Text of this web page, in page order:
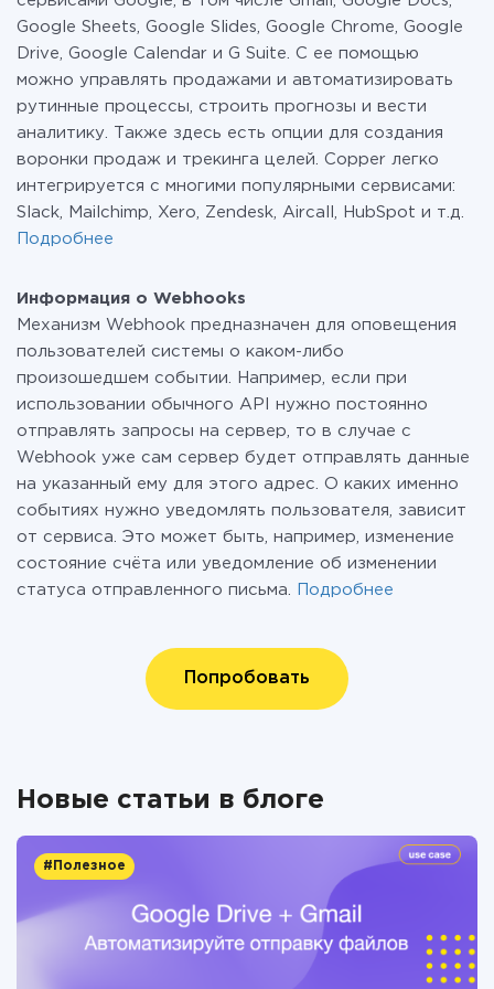
Google Sheets, Google Slides, Google Chrome, Google
Drive, Google Calendar и G Suite. С ее помощью
можно управлять продажами и автоматизировать
рутинные процессы, строить прогнозы и вести
аналитику. Также здесь есть опции для создания
воронки продаж и трекинга целей. Copper легко
интегрируется с многими популярными сервисами:
Slack, Mailchimp, Xero, Zendesk, Aircall, HubSpot и т.д.
Подробнее
Информация о Webhooks
Механизм Webhook предназначен для оповещения
пользователей системы о каком-либо
произошедшем событии. Например, если при
использовании обычного API нужно постоянно
отправлять запросы на сервер, то в случае с
Webhook уже сам сервер будет отправлять данные
на указанный ему для этого адрес. О каких именно
событиях нужно уведомлять пользователя, зависит
от сервиса. Это может быть, например, изменение
состояние счёта или уведомление об изменении
статуса отправленного письма.
Подробнее
Попробовать
Новые статьи в блоге
#Полезное